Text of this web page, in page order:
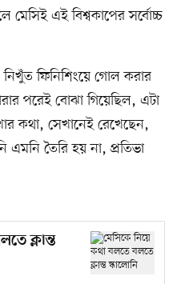
এই বিশ্বকাপের সর্বোচ্চ
নিখুঁত ফিনিশিংয়ে গোল করার
পরেই বোঝা গিয়েছিল, এটা
কথা, সেখানেই রেখেছেন,
এমনি তৈরি হয় না, প্রতিভা
ক্লান্ত